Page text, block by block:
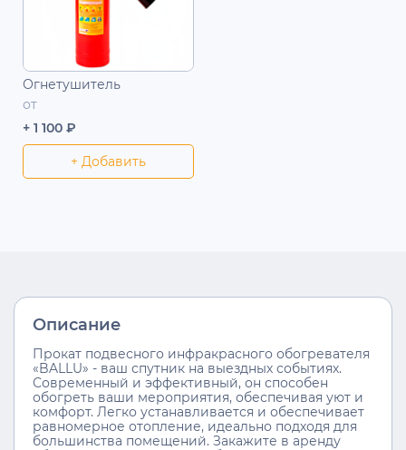
Огнетушитель
от
+ 1 100 ₽
+ Добавить
Описание
Прокат подвесного инфракрасного обогревателя
«BALLU» - ваш спутник на выездных событиях.
Современный и эффективный, он способен
обогреть ваши мероприятия, обеспечивая уют и
комфорт. Легко устанавливается и обеспечивает
равномерное отопление, идеально подходя для
большинства помещений. Закажите в аренду